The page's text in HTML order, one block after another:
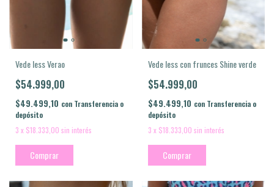
Vede less Verao
$54.999,00
$49.499,10 con Transferencia o
depósito
3 x $18.333,00 sin interés
Comprar
Vede less con frunces Shine verde
$54.999,00
$49.499,10 con Transferencia o
depósito
3 x $18.333,00 sin interés
Comprar